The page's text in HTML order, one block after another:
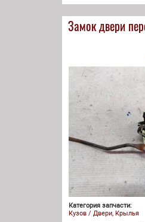
Замок двери
Категория запчасти:
Кузов / Двери, Крылья